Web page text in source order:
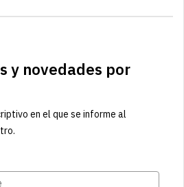
y novedades por
en el que se informe al